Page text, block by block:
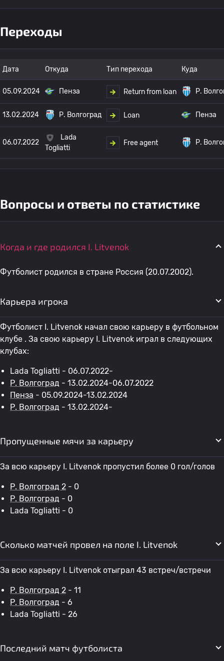
Переходы
Дата Откуда Тип перехода Куда
05.09.2024 Пенза Return from loan Р.
13.02.2024 Р. Волгоград Loan Пенза
06.07.2022
Lada
Togliatti
Free agent Р.
Вопросы и ответы по статистике
Когда и где родился I. Litvenok
Футболист родился в стране Россия (20.07.2002).
Карьера игрока
Футболист I. Litvenok начал свою карьеру в футбольном
клубе . За свою карьеру I. Litvenok играл в следующих
клубах:
Lada Togliatti - 06.07.2022-
Р. Волгоград - 13.02.2024-06.07.2022
Пенза - 05.09.2024-13.02.2024
Р. Волгоград - 13.02.2024-
Пропущенные мячи за карьеру
За всю карьеру I. Litvenok пропустил более 0 гол/голов
Р. Волгоград 2 - 0
Р. Волгоград - 0
Lada Togliatti - 0
Сколько матчей провел на поле I. Litvenok
За всю карьеру I. Litvenok отыграл 43 встреч/встречи
Р. Волгоград 2 - 11
Р. Волгоград - 6
Lada Togliatti - 26
Последний матч футболиста